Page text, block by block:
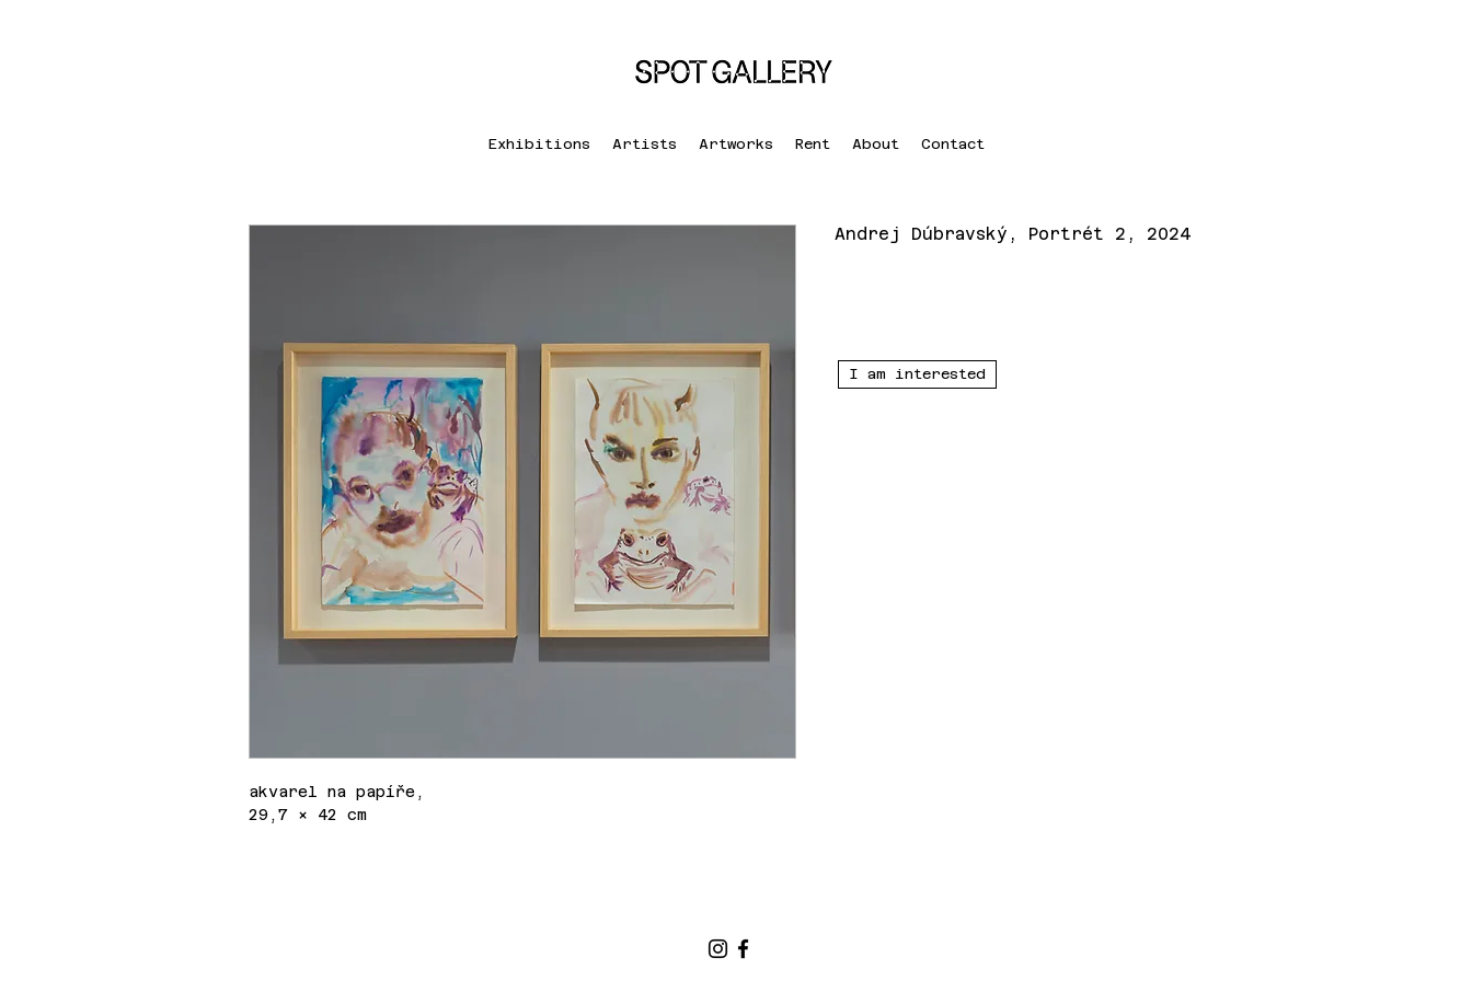
Exhibitions Artists Artworks Rent About Contact
akvarel na papíře,
29,7 × 42 cm
Andrej Dúbravský, Portrét 2, 2024
I am interested